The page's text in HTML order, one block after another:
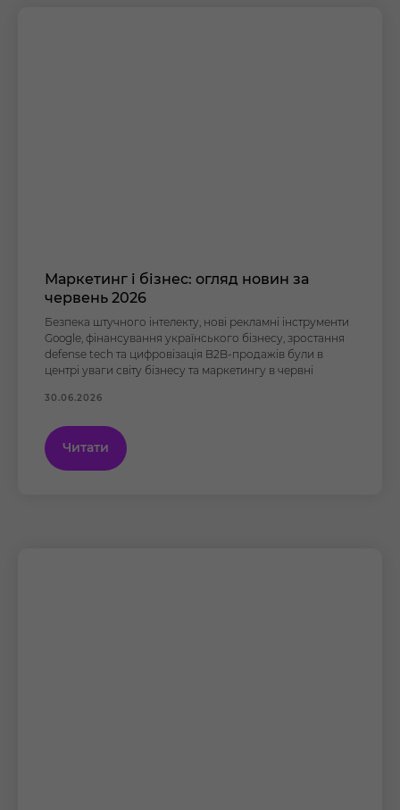
Маркетинг і бізнес: огляд новин за
червень 2026
Безпека штучного інтелекту, нові рекламні інструменти
Google, фінансування українського бізнесу, зростання
defense tech та цифровізація B2B-продажів були в
центрі уваги світу бізнесу та маркетингу в червні
30.06.2026
Читати